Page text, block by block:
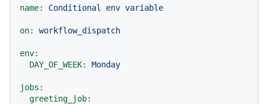
name: Conditional env variable
on: workflow_dispatch
env:
DAY_OF_WEEK:
Monday
jobs:
greeting_job: